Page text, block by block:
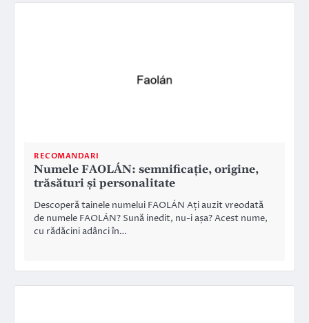
RECOMANDARI
Numele FAOLÁN: semnificație, origine,
trăsături și personalitate
Descoperă tainele numelui FAOLÁN Ați auzit vreodată
de numele FAOLÁN? Sună inedit, nu-i așa? Acest nume,
cu rădăcini adânci în…